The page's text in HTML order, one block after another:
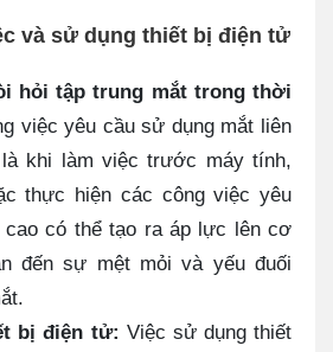
và sử dụng thiết bị điện tử
hỏi tập trung mắt trong thời
việc yêu cầu sử dụng mắt liên
khi làm việc trước máy tính,
thực hiện các công việc yêu
cao có thể tạo ra áp lực lên cơ
đến sự mệt mỏi và yếu đuối
bị điện tử: Việc sử dụng thiết